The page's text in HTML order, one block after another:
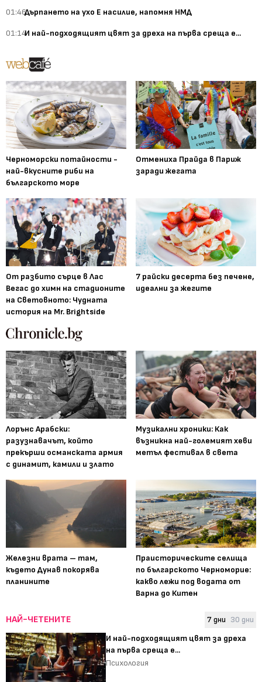
01:46Дърпането на ухо Е насилие, напомня НМД
01:14И най-подходящият цвят за дреха на първа среща е...
Черноморски потайности -
най-вкусните риби на
българското море
Отмениха Прайда в Париж
заради жегата
От разбито сърце в Лас
Вегас до химн на стадионите
на Световното: Чудната
история на Mr. Brightside
7 райски десерта без печене,
идеални за жегите
Лорънс Арабски:
разузнавачът, който
прекърши османската армия
с динамит, камили и злато
Музикални хроники: Как
възникна най-големият хеви
метъл фестивал в света
Железни врата – там,
където Дунав покорява
планините
Праисторическите селища
по българското Черноморие:
какво лежи под водата от
Варна до Китен
НАЙ-ЧЕТЕНИТЕ 7 дни 30 дни
И най-подходящият цвят за дреха
на първа среща е...
Психология